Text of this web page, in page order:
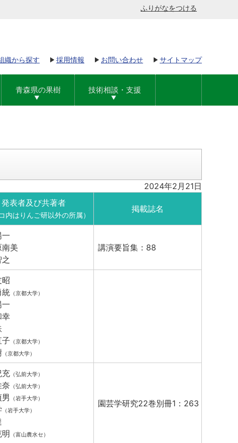
ふりがなをつける
織から探す 採用情報 お問い合わせ サイトマップ
青森県の果樹 技術相談・支援
2024年2月21日
発表者及び共著者
内はりんご研以外の所属）
掲載誌名
美
講演要旨集：88
統 （京都大学）
幸
（京都大学）
（京都大学）
充 （弘前大学）
（弘前大学）
（岩手大学）
（岩手大学）
明 （富山農水セ）
園芸学研究22巻別冊1：263